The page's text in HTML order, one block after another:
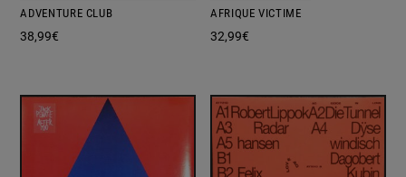
ADVENTURE CLUB
38,99€
AFRIQUE VICTIME
32,99€